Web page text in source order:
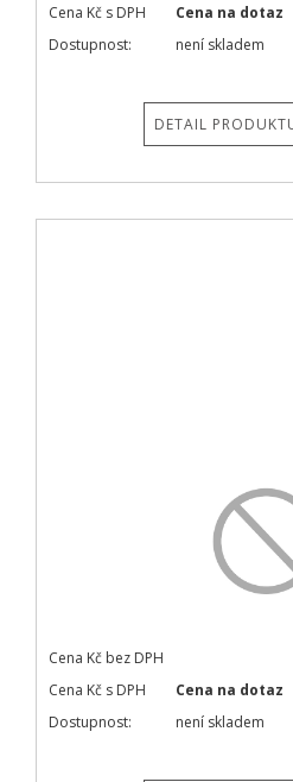
Cena Kč s DPH
Cena na dotaz
Dostupnost:
není skladem
DETAIL
Cena Kč bez DPH
Cena Kč s DPH
Cena na dotaz
Dostupnost:
není skladem